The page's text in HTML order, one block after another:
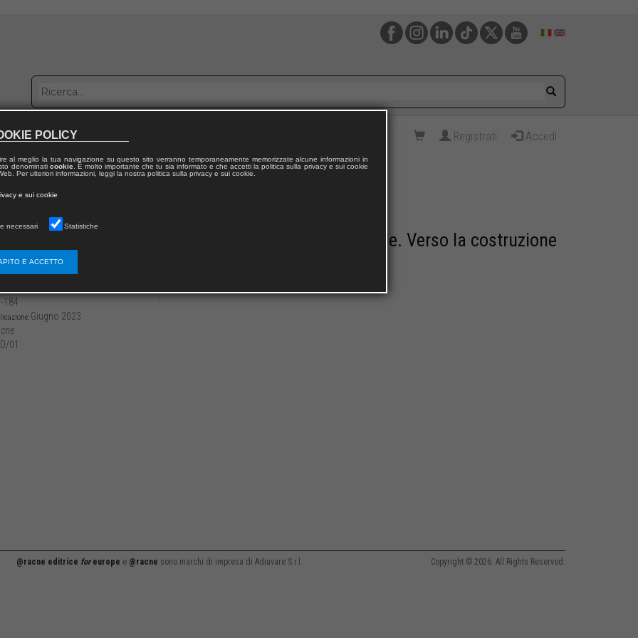
con noi Registrati Accedi
disegnando insieme la futura pratica professionale. Verso la costruzione
di orizzonti condivisi
184
Giugno 2023
01
@racne editrice foreurope e @racne sono marchi di impresa di Adiuvare S.r.l. Copyright © 2026. All Rights Reserved.
POLICY
al meglio la tua navigazione su questo sito verranno temporaneamente memorizzate alcune informazioni in
denominati cookie. È molto importante che tu sia informato e che accetti la politica sulla privacy e sui cookie
Per ulteriori informazioni, leggi la nostra politica sulla privacy e sui cookie.
e sui cookie
necessari Statistiche
E ACCETTO